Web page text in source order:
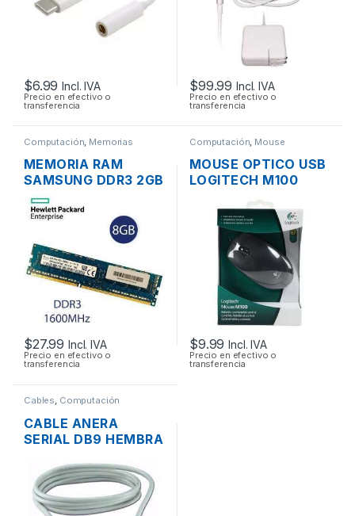
$6.99 Incl. IVA
Precio en efectivo o
transferencia
DE PODER
$99.99 Incl. IVA
Precio en efectivo o
transferencia
Computación Memorias
MEMORIA RAM
SAMSUNG DDR3 2GB
PC3-12800 1600MHZ
PARA PC
$27.99 Incl. IVA
Precio en efectivo o
transferencia
Computación Mouse
MOUSE OPTICO USB
LOGITECH M100
$9.99 Incl. IVA
Precio en efectivo o
transferencia
Cables, Computación
CABLE ANERA
SERIAL DB9 HEMBRA
MACHO 1.8MTS